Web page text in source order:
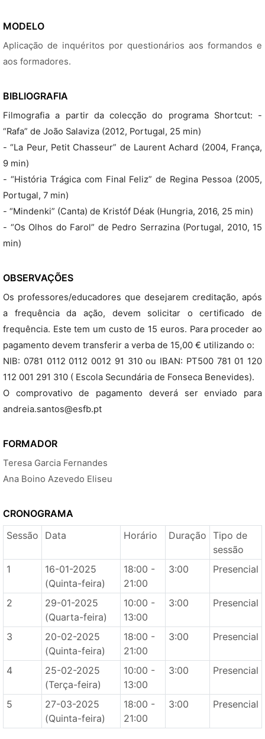
MODELO
Aplicação de inquéritos por questionários aos formandos e
aos formadores.
BIBLIOGRAFIA
Filmografia a partir da colecção do programa Shortcut: -
“Rafa” de João Salaviza (2012, Portugal, 25 min)
- “La Peur, Petit Chasseur” de Laurent Achard (2004, França,
9 min)
- “História Trágica com Final Feliz” de Regina Pessoa (2005,
Portugal, 7 min)
- “Mindenki” (Canta) de Kristóf Déak (Hungria, 2016, 25 min)
- “Os Olhos do Farol” de Pedro Serrazina (Portugal, 2010, 15
min)
OBSERVAÇÕES
Os professores/educadores que desejarem creditação, após
a frequência da ação, devem solicitar o certificado de
frequência. Este tem um custo de 15 euros. Para proceder ao
pagamento devem transferir a verba de 15,00 € utilizando o:
NIB: 0781 0112 0112 0012 91 310 ou IBAN: PT500 781 01 120
112 001 291 310 ( Escola Secundária de Fonseca Benevides).
O comprovativo de pagamento deverá ser enviado para
andreia.santos@esfb.pt
FORMADOR
Teresa Garcia Fernandes
Ana Boino Azevedo Eliseu
CRONOGRAMA
Sessão
Data Horário Duração Tipo de
sessão
1
16-01-2025
(Quinta-feira)
18:00 -
21:00
3:00 Presencial
2
29-01-2025
(Quarta-feira)
10:00 -
13:00
3:00 Presencial
3
20-02-2025
(Quinta-feira)
18:00 -
21:00
3:00 Presencial
4
25-02-2025
(Terça-feira)
10:00 -
13:00
3:00 Presencial
5
27-03-2025
(Quinta-feira)
18:00 -
21:00
3:00 Presencial